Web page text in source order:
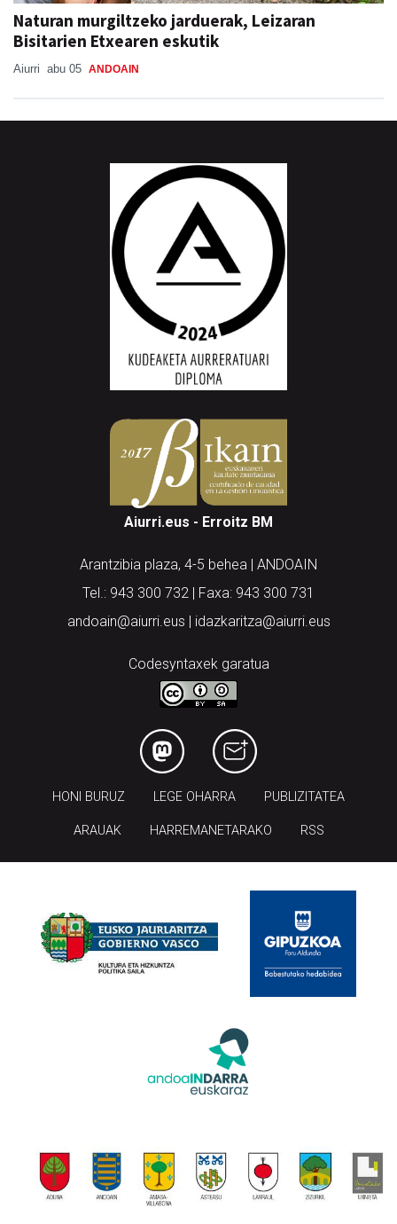
Naturan murgiltzeko jarduerak, Leizaran
Bisitarien Etxearen eskutik
Aiurri abu 05 ANDOAIN
Aiurri.eus - Erroitz BM
Arantzibia plaza, 4-5 behea | ANDOAIN
Tel.: 943 300 732 | Faxa: 943 300 731
andoain@aiurri.eus | idazkaritza@aiurri.eus
Codesyntaxek garatua
HONI BURUZ LEGE OHARRA PUBLIZITATEA
ARAUAK HARREMANETARAKO RSS